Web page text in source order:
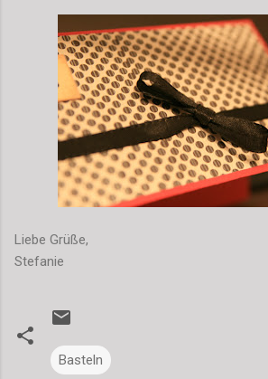
Liebe Grüße,
Stefanie
Basteln